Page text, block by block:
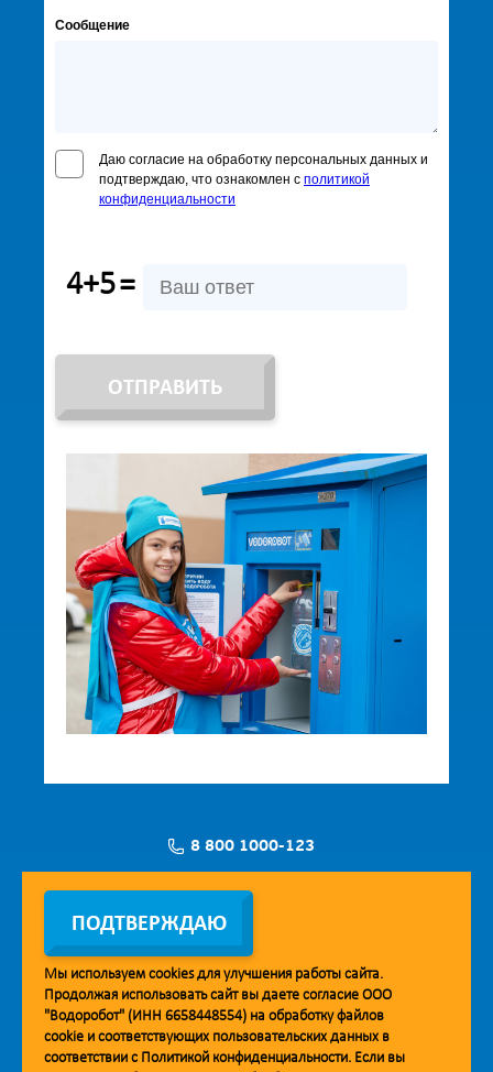
Сообщение
Даю согласие на обработку персональных данных и
подтверждаю, что ознакомлен с политикой
конфиденциальности
4+5=
ОТПРАВИТЬ
8 800 1000-123
Заявка на установку
Мобильное приложение Vodorobot
ПОДТВЕРЖДАЮ
Мы используем cookiesдля улучшения работы сайта.
Продолжая использовать сайт вы даете согласие ООО
"Водоробот" (ИНН 6658448554) на обработку файлов
cookie и соответствующих пользовательских данных в
соответствии с Политикой конфиденциальности. Если вы